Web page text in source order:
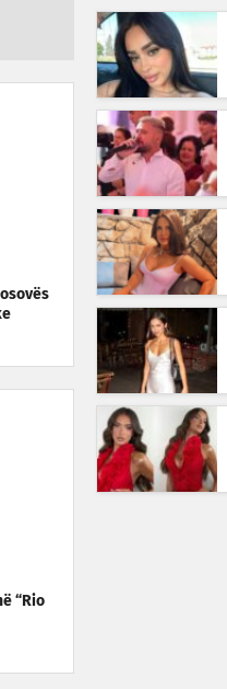
“Rio